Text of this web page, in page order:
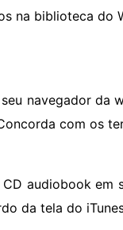
na biblioteca do
navegador da
com os
CD audiobook em
da tela do